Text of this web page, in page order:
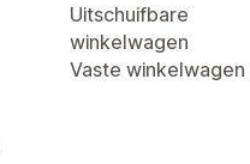
Uitschuifbare
winkelwagen
Vaste winkelwagen